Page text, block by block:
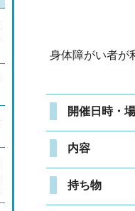
身体障がい者が
開催日時・
内容
持ち物